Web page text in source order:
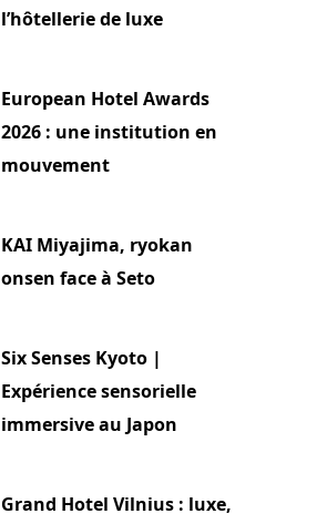
l’hôtellerie de luxe
European Hotel Awards
2026 : une institution en
mouvement
KAI Miyajima, ryokan
onsen face à Seto
Six Senses Kyoto |
Expérience sensorielle
immersive au Japon
Grand Hotel Vilnius : luxe,